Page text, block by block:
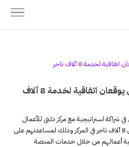
منصة طرود ومركز دلني يوقعان اتفاقية لخدمة 8 آلاف
استراتيجية مع مركز دلني للأعمال
لتقديم حلول لوجستية لأكثر من 8 آلاف تاجر في المركز وذلك لمساعدتهم على
أعمالهم من خلال خدمات المنصة